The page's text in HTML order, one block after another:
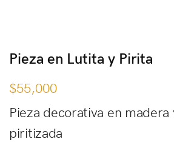
Pieza en Lutita y Pirita
$55,000
Pieza decorativa en
piritizada